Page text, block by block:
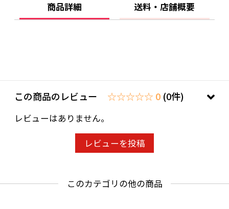
商品詳細 送料・店舗概要
この商品のレビュー ☆☆☆☆☆ 0 (0件)
レビューはありません。
レビューを投稿
このカテゴリの他の商品